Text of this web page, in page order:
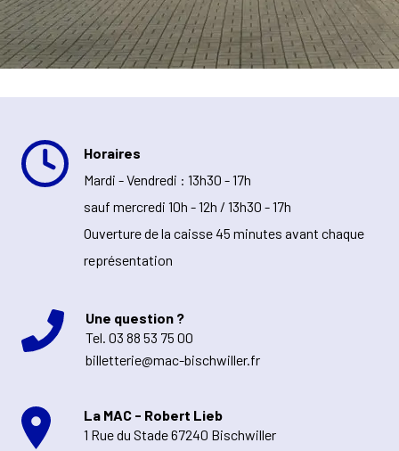
Horaires
Mardi - Vendredi : 13h30 - 17h
sauf mercredi 10h - 12h / 13h30 - 17h
Ouverture de la caisse 45 minutes avant chaque
représentation
Une question ?
Tel. 03 88 53 75 00
billetterie@mac-bischwiller.fr
La MAC - Robert Lieb
1 Rue du Stade 67240 Bischwiller